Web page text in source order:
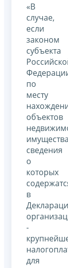
«В
случае,
если
законом
субъекта
по
месту
объектов
сведения
о
которых
в
-
для